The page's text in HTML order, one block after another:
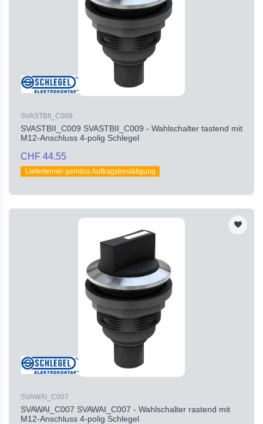
SVASTBII_C009
SVASTBII_C009 SVASTBII_C009 - Wahlschalter tastend mit
M12-Anschluss 4-polig Schlegel
CHF 44.55
Liefertermin gemäss Auftragsbestätigung
SVAWAI_C007
SVAWAI_C007 SVAWAI_C007 - Wahlschalter rastend mit
M12-Anschluss 4-polig Schlegel